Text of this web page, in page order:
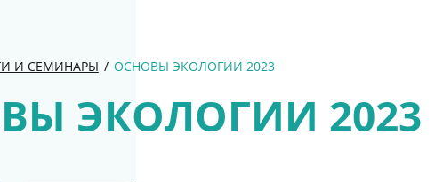
И СЕМИНАРЫ / ОСНОВЫ ЭКОЛОГИИ 2023
ЭКОЛОГИИ 2023